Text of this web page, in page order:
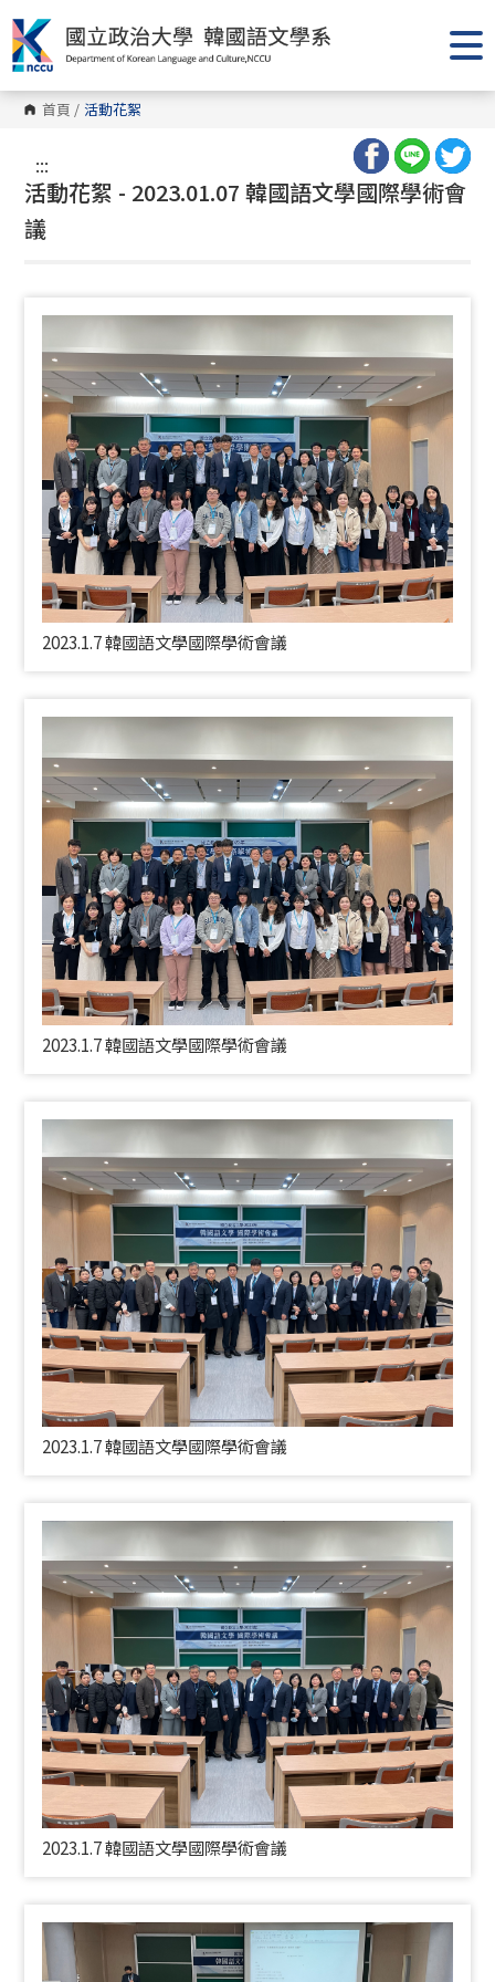
跳
到
主
要
內
容
區 首頁 / 活動花絮
:::
活動花絮 - 2023.01.07 韓國語文學國際學術會
議
2023.1.7 韓國語文學國際學術會議
2023.1.7 韓國語文學國際學術會議
2023.1.7 韓國語文學國際學術會議
2023.1.7 韓國語文學國際學術會議